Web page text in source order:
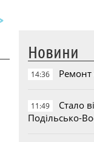
Новини
14:36
11:49
Стало
Подільсько-